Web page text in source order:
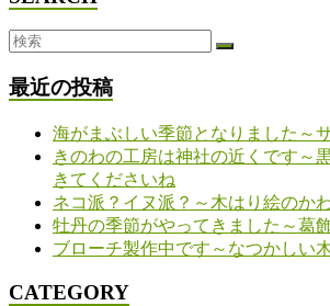
最近の投稿
海がまぶしい季節となりました～
きのわの工房は神社の近くです～
きてくださいね
ネコ派？イヌ派？～木はり絵のか
牡丹の季節がやってきました～葛
ブローチ製作中です～なつかしい
CATEGORY